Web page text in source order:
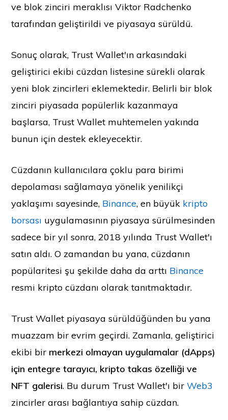
ve blok zinciri meraklısı Viktor Radchenko
tarafından geliştirildi ve piyasaya sürüldü.
Sonuç olarak, Trust Wallet'ın arkasındaki
geliştirici ekibi cüzdan listesine sürekli olarak
yeni blok zincirleri eklemektedir. Belirli bir blok
zinciri piyasada popülerlik kazanmaya
başlarsa, Trust Wallet muhtemelen yakında
bunun için destek ekleyecektir.
Cüzdanın kullanıcılara çoklu para birimi
depolaması sağlamaya yönelik yenilikçi
yaklaşımı sayesinde, Binance, en büyük kripto
borsası uygulamasının piyasaya sürülmesinden
sadece bir yıl sonra, 2018 yılında Trust Wallet'ı
satın aldı. O zamandan bu yana, cüzdanın
popülaritesi şu şekilde daha da arttı Binance
resmi kripto cüzdanı olarak tanıtmaktadır.
Trust Wallet piyasaya sürüldüğünden bu yana
muazzam bir evrim geçirdi. Zamanla, geliştirici
ekibi bir merkezi olmayan uygulamalar (dApps)
için entegre tarayıcı, kripto takas özelliği ve
NFT galerisi. Bu durum Trust Wallet'ı birWeb3
zincirler arası bağlantıya sahip cüzdan.